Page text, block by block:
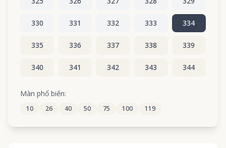
330 331 332 333 334
335 336 337 338 339
340 341 342 343 344
345
350 351 352 353
Màn phổ biến:
10 26 40 50 75 100 119